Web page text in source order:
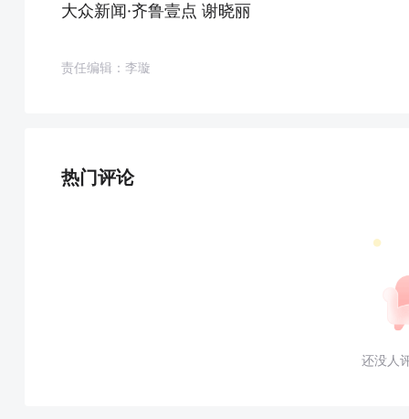
大众新闻·齐鲁壹点 谢晓丽
责任编辑：李璇
热门评论
还没人